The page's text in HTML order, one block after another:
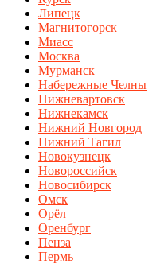
Липецк
Магнитогорск
Миасс
Москва
Мурманск
Набережные Челны
Нижневартовск
Нижнекамск
Нижний Новгород
Нижний Тагил
Новокузнецк
Новороссийск
Новосибирск
Омск
Орёл
Оренбург
Пенза
Пермь